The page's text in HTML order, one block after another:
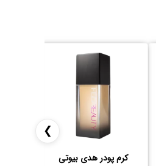
کرم پودر هدی بیوتی
❯